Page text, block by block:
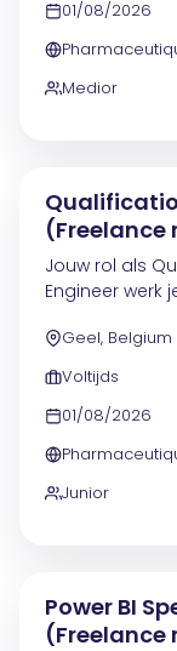
01/08/2026
Medior
(Freelance
Jouw rol als
Engineer werk
nadruk op het
Geel, Belgium
Voltijds
01/08/2026
Junior
Power BI
(Freelance